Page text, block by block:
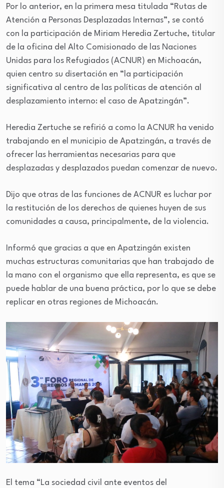
Por lo anterior, en la primera mesa titulada “Rutas de
Atención a Personas Desplazadas Internas”, se contó
con la participación de Miriam Heredia Zertuche, titular
de la oficina del Alto Comisionado de las Naciones
Unidas para los Refugiados (ACNUR) en Michoacán,
quien centro su disertación en “la participación
significativa al centro de las políticas de atención al
desplazamiento interno: el caso de Apatzingán”.
Heredia Zertuche se refirió a como la ACNUR ha venido
trabajando en el municipio de Apatzingán, a través de
ofrecer las herramientas necesarias para que
desplazadas y desplazados puedan comenzar de nuevo.
Dijo que otras de las funciones de ACNUR es luchar por
la restitución de los derechos de quienes huyen de sus
comunidades a causa, principalmente, de la violencia.
Informó que gracias a que en Apatzingán existen
muchas estructuras comunitarias que han trabajado de
la mano con el organismo que ella representa, es que se
puede hablar de una buena práctica, por lo que se debe
replicar en otras regiones de Michoacán.
El tema “La sociedad civil ante eventos del